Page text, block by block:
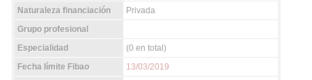
Naturaleza financiación
Privada
Grupo profesional
Especialidad
(0 en total)
Fecha límite Fibao
13/03/2019